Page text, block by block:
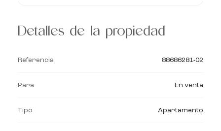
Detalles de la propiedad
Referencia 88686281-02
Para En venta
Tipo Apartamento